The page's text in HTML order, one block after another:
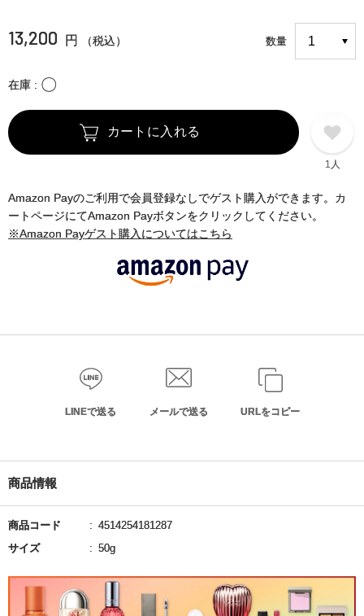
13,200 円 （税込） 数量
在庫 〇
カートに入れる
1人
Amazon Payのご利用で会員登録なしでゲスト購入ができます。カ
ートページにてAmazon Payボタンをクリックしてください。
※Amazon Payゲスト購入についてはこちら
LINEで送る メールで送る URLをコピー
商品情報
商品コード
4514254181287
サイズ
50g